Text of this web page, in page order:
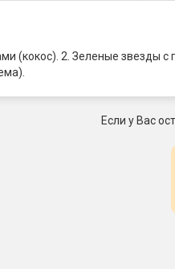
(кокос). 2. Зеленые звезды
Если у Вас